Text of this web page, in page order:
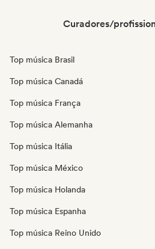
Curadores/
Top música Brasil
Top música Canadá
Top música França
Top música Alemanha
Top música Itália
Top música México
Top música Holanda
Top música Espanha
Top música Reino Unido